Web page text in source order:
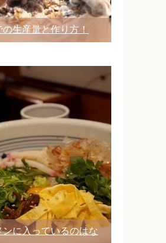
生産量と作り方！
に入っているのはな